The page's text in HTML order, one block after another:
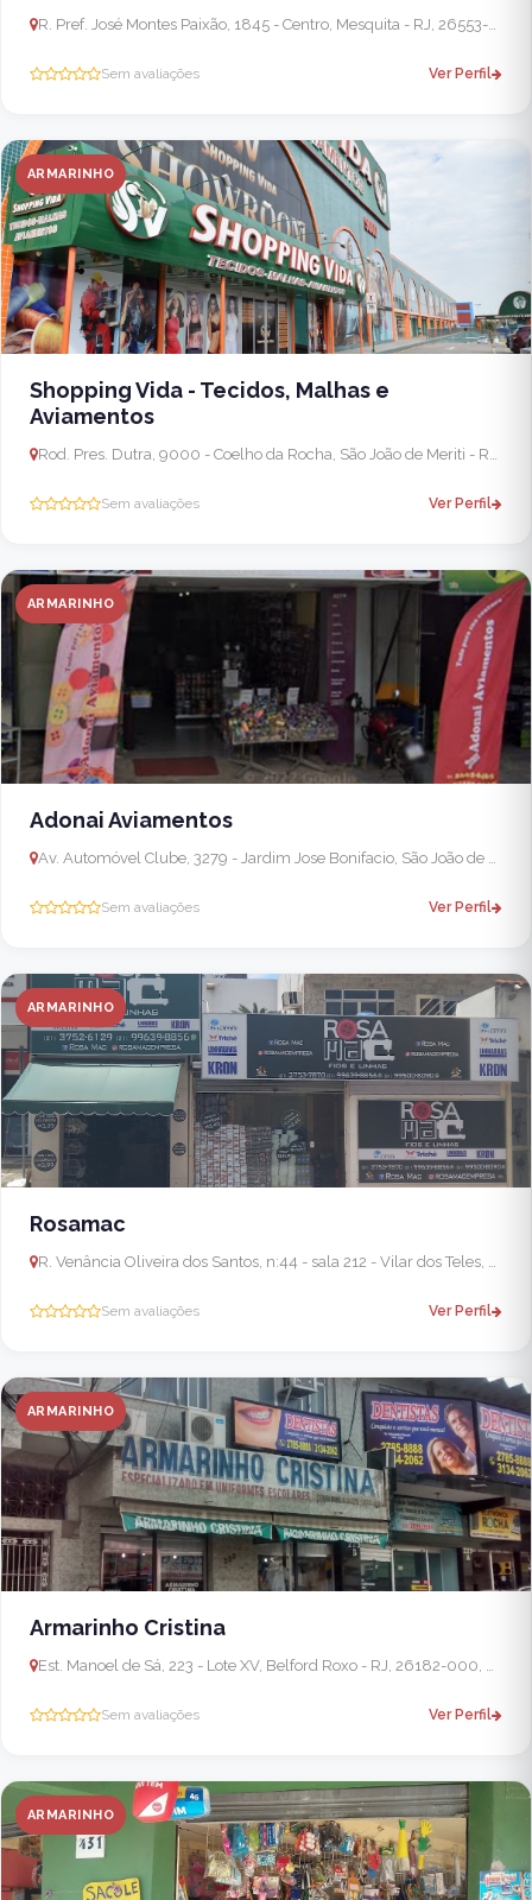
R. Pref. José Montes Paixão, 1845 - Centro, Mesquita - RJ, 26553-160, Brasil
Sem avaliações Ver Perfil
ARMARINHO
Shopping Vida - Tecidos, Malhas e
Aviamentos
Rod. Pres. Dutra, 9000 - Coelho da Rocha, São João de Meriti - RJ, 25540-400, Brasil
Sem avaliações Ver Perfil
ARMARINHO
Adonai Aviamentos
Av. Automóvel Clube, 3279 - Jardim Jose Bonifacio, São João de Meriti - RJ, 25565-171, Brasil
Sem avaliações Ver Perfil
ARMARINHO
Rosamac
R. Venância Oliveira dos Santos, n:44 - sala 212 - Vilar dos Teles, São João de Meriti - RJ, 25560-670, Brasil
Sem avaliações Ver Perfil
ARMARINHO
Armarinho Cristina
Est. Manoel de Sá, 223 - Lote XV, Belford Roxo - RJ, 26182-000, Brasil
Sem avaliações Ver Perfil
ARMARINHO